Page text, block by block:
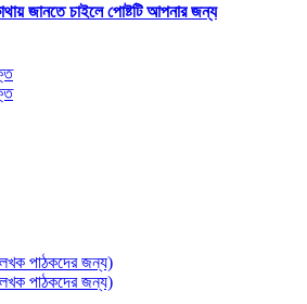
জানতে চাইলে পোষ্টটি আপনার জন্য